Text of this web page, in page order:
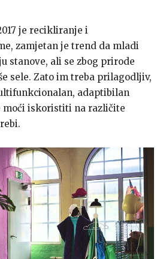
je recikliranje i
zamjetan je trend da mladi
stanove, ali se zbog prirode
sele. Zato im treba prilagodljiv,
adaptibilan
moći iskoristiti na različite